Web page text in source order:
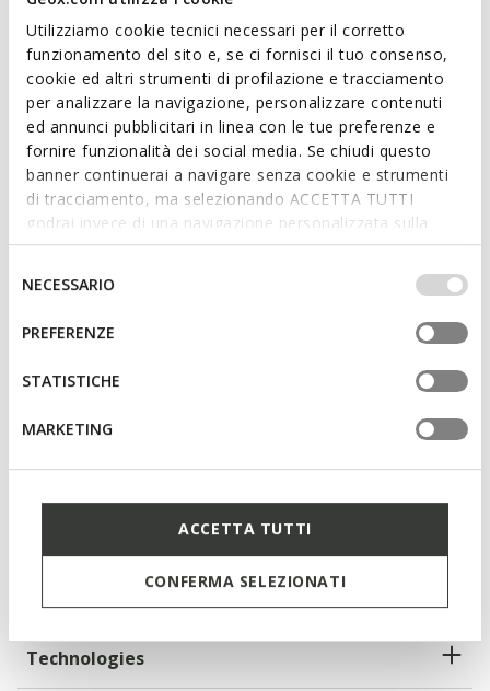
Utilizziamo cookie tecnici necessari per il corretto
funzionamento del sito e, se ci fornisci il tuo consenso,
cookie ed altri strumenti di profilazione e tracciamento
per analizzare la navigazione, personalizzare contenuti
ed annunci pubblicitari in linea con le tue preferenze e
fornire funzionalità dei social media. Se chiudi questo
banner continuerai a navigare senza cookie e strumenti
di tracciamento, ma selezionando ACCETTA TUTTI
godrai invece di una navigazione personalizzata sulla
base dei tuoi gusti ed interessi. Selezionando
IMPOSTAZIONI potrai anche scegliere quali cookies ed
altri strumenti di tracciamento autorizzare. Per maggiori
informazioni o per modificare in qualsiasi momento le
tue impostazioni, visita la nostra
del
consenso
NECESSARIO
PREFERENZE
STATISTICHE
MARKETING
ACCETTA TUTTI
CONFERMA SELEZIONATI
Description
Men's short jacket with shirt collar, casual and functional,
ideal for everyday use. In this bold olive green version, it is
made from cotton and nylon blend fabric. Designed for style
city living, Vincit is windproof and ensures excellent
breathability.
ITEM CODE:
M6520BT3218F3415
Features
Garment enhanced with our dynamic-ventilation system
which facilitates air circulation and prevents overheating
to the body
Two-way zip
Technologies